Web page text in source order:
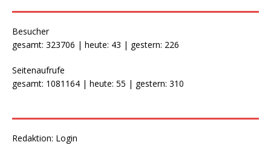
Besucher
gesamt: 323706 | heute: 43 | gestern: 226
Seitenaufrufe
gesamt: 1081164 | heute: 55 | gestern: 310
Redaktion: Login